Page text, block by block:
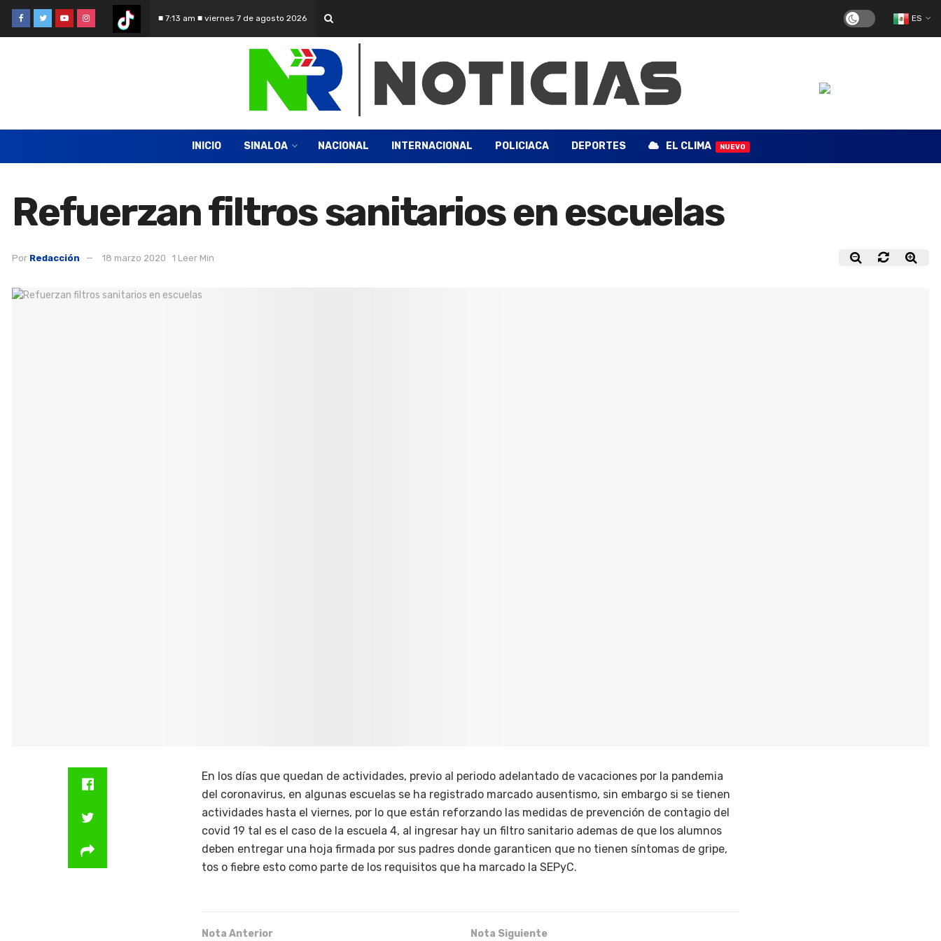
■ 7:13 am ■ viernes 7 de agosto 2026 ES
INICIO SINALOA NACIONAL INTERNACIONAL POLICIACA DEPORTES EL CLIMA NUEVO
Refuerzan filtros sanitarios en escuelas
Por Redacción 18 marzo 2020 1 Leer Min
En los días que quedan de actividades, previo al periodo adelantado de vacaciones por la pandemia
del coronavirus, en algunas escuelas se ha registrado marcado ausentismo, sin embargo si se tienen
actividades hasta el viernes, por lo que están reforzando las medidas de prevención de contagio del
covid 19 tal es el caso de la escuela 4, al ingresar hay un filtro sanitario ademas de que los alumnos
deben entregar una hoja firmada por sus padres donde garanticen que no tienen síntomas de gripe,
tos o fiebre esto como parte de los requisitos que ha marcado la SEPyC.
Nota Anterior Nota Siguiente